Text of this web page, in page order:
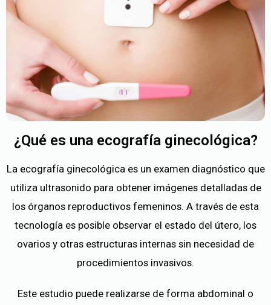
¿Qué es una ecografía ginecológica?
La ecografía ginecológica es un examen diagnóstico que
utiliza ultrasonido para obtener imágenes detalladas de
los órganos reproductivos femeninos. A través de esta
tecnología es posible observar el estado del útero, los
ovarios y otras estructuras internas sin necesidad de
procedimientos invasivos.
Este estudio puede realizarse de forma abdominal o